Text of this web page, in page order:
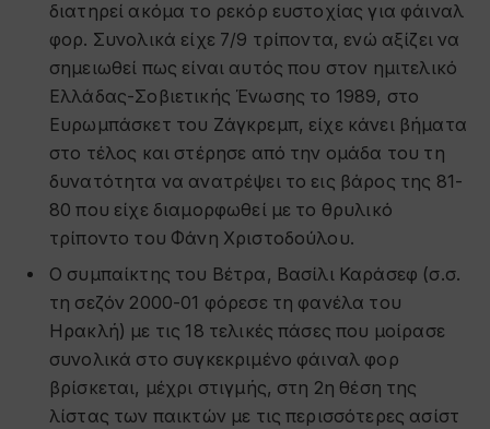
διατηρεί ακόμα το ρεκόρ ευστοχίας για φάιναλ
φορ. Συνολικά είχε 7/9 τρίποντα, ενώ αξίζει να
σημειωθεί πως είναι αυτός που στον ημιτελικό
Ελλάδας-Σοβιετικής Ένωσης το 1989, στο
Ευρωμπάσκετ του Ζάγκρεμπ, είχε κάνει βήματα
στο τέλος και στέρησε από την ομάδα του τη
δυνατότητα να ανατρέψει το εις βάρος της 81-
80 που είχε διαμορφωθεί με το θρυλικό
τρίποντο του Φάνη Χριστοδούλου.
Ο συμπαίκτης του Βέτρα, Βασίλι Καράσεφ (σ.σ.
τη σεζόν 2000-01 φόρεσε τη φανέλα του
Ηρακλή) με τις 18 τελικές πάσες που μοίρασε
συνολικά στο συγκεκριμένο φάιναλ φορ
βρίσκεται, μέχρι στιγμής, στη 2η θέση της
λίστας των παικτών με τις περισσότερες ασίστ